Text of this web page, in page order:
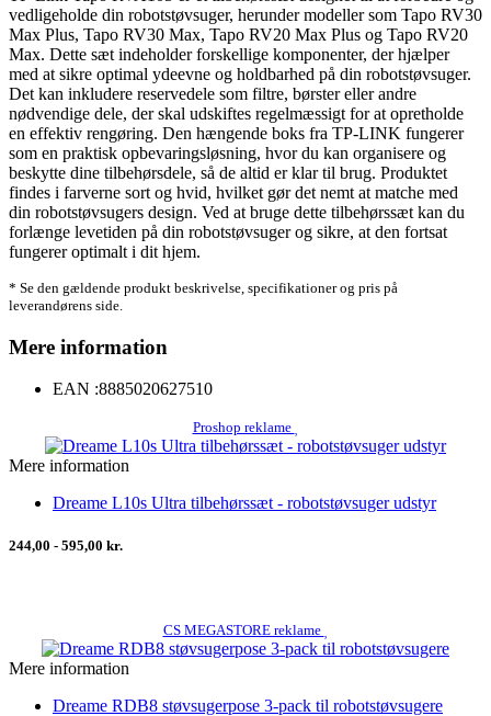
vedligeholde din robotstøvsuger, herunder modeller som Tapo RV30
Max Plus, Tapo RV30 Max, Tapo RV20 Max Plus og Tapo RV20
Max. Dette sæt indeholder forskellige komponenter, der hjælper
med at sikre optimal ydeevne og holdbarhed på din robotstøvsuger.
Det kan inkludere reservedele som filtre, børster eller andre
nødvendige dele, der skal udskiftes regelmæssigt for at opretholde
en effektiv rengøring. Den hængende boks fra TP-LINK fungerer
som en praktisk opbevaringsløsning, hvor du kan organisere og
beskytte dine tilbehørsdele, så de altid er klar til brug. Produktet
findes i farverne sort og hvid, hvilket gør det nemt at matche med
din robotstøvsugers design. Ved at bruge dette tilbehørssæt kan du
forlænge levetiden på din robotstøvsuger og sikre, at den fortsat
fungerer optimalt i dit hjem.
* Se den gældende produkt beskrivelse, specifikationer og pris på
leverandørens side.
Mere information
EAN :8885020627510
Proshop reklame
Mere information
Dreame L10s Ultra tilbehørssæt - robotstøvsuger udstyr
244,00 - 595,00 kr.
CS MEGASTORE reklame
Mere information
Dreame RDB8 støvsugerpose 3-pack til robotstøvsugere